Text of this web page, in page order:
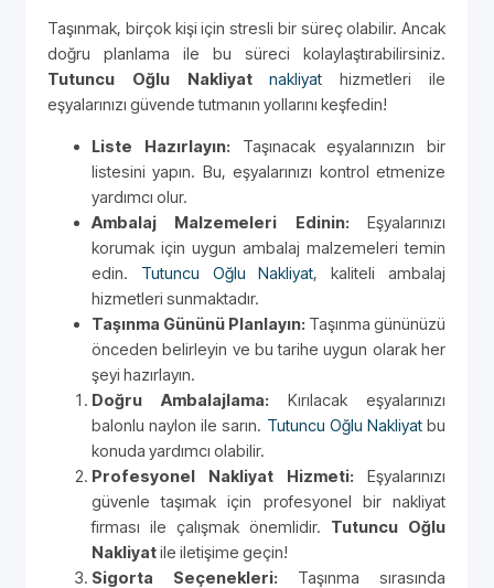
Taşınmak, birçok kişi için stresli bir süreç olabilir. Ancak
doğru planlama ile bu süreci kolaylaştırabilirsiniz.
Tutuncu Oğlu Nakliyat
nakliyat hizmetleri ile
eşyalarınızı güvende tutmanın yollarını keşfedin!
Liste Hazırlayın: Taşınacak eşyalarınızın bir
listesini yapın. Bu, eşyalarınızı kontrol etmenize
yardımcı olur.
Ambalaj Malzemeleri Edinin: Eşyalarınızı
korumak için uygun ambalaj malzemeleri temin
edin. Tutuncu Oğlu Nakliyat, kaliteli ambalaj
hizmetleri sunmaktadır.
Taşınma Gününü Planlayın: Taşınma gününüzü
önceden belirleyin ve bu tarihe uygun olarak her
şeyi hazırlayın.
Doğru Ambalajlama: Kırılacak eşyalarınızı
balonlu naylon ile sarın. Tutuncu Oğlu Nakliyatbu
konuda yardımcı olabilir.
Profesyonel Nakliyat Hizmeti: Eşyalarınızı
güvenle taşımak için profesyonel bir nakliyat
firması ile çalışmak önemlidir. Tutuncu Oğlu
Nakliyatile iletişime geçin!
Sigorta Seçenekleri: Taşınma sırasında